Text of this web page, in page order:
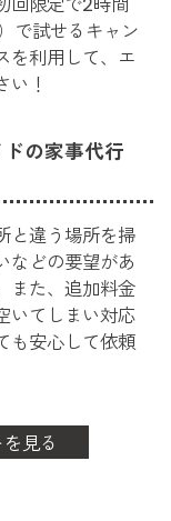
で試せるキャン
を利用して、エ
い！
の家事代行
と違う場所を掃
などの要望があ
また、追加料金
いてしまい対応
も安心して依頼
見る